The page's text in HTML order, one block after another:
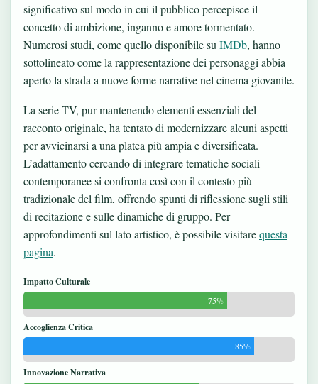
significativo sul modo in cui il pubblico percepisce il
concetto di ambizione, inganno e amore tormentato.
Numerosi studi, come quello disponibile su IMDb, hanno
sottolineato come la rappresentazione dei personaggi abbia
aperto la strada a nuove forme narrative nel cinema giovanile.
La serie TV, pur mantenendo elementi essenziali del
racconto originale, ha tentato di modernizzare alcuni aspetti
per avvicinarsi a una platea più ampia e diversificata.
L’adattamento cercando di integrare tematiche sociali
contemporanee si confronta così con il contesto più
tradizionale del film, offrendo spunti di riflessione sugli stili
di recitazione e sulle dinamiche di gruppo. Per
approfondimenti sul lato artistico, è possibile visitarequesta
pagina.
Impatto Culturale
75%
Accoglienza Critica
85%
Innovazione Narrativa